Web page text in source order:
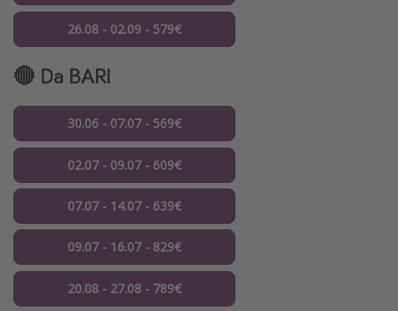
26.08 - 02.09 - 579€
🔴 Da BARI
30.06 - 07.07 - 569€
02.07 - 09.07 - 609€
07.07 - 14.07 - 639€
09.07 - 16.07 - 829€
20.08 - 27.08 - 789€